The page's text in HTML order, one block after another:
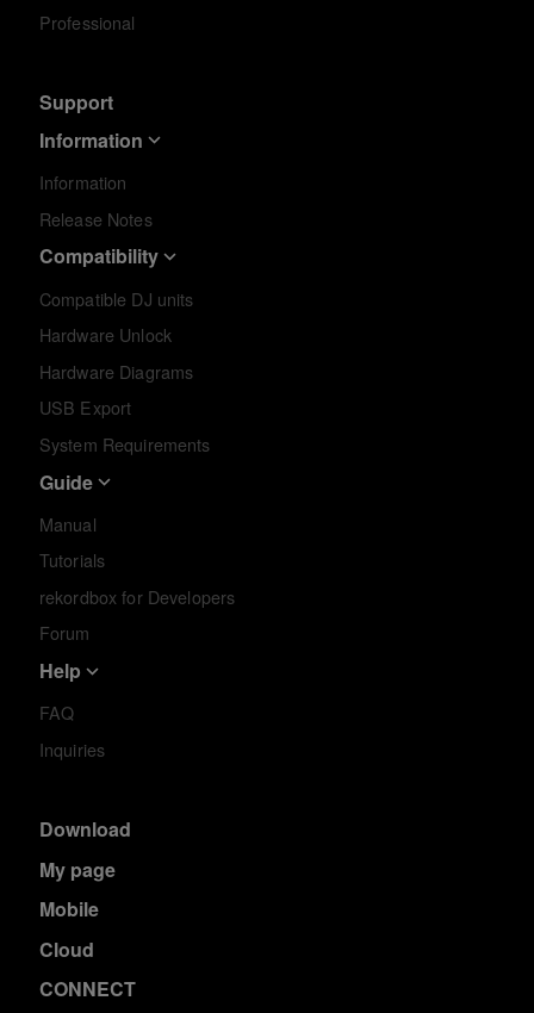
Professional
Support
Information
Information
Release Notes
Compatibility
Compatible DJ units
Hardware Unlock
Hardware Diagrams
USB Export
System Requirements
Guide
Manual
Tutorials
rekordbox for Developers
Forum
Help
FAQ
Inquiries
Download
My page
Mobile
Cloud
CONNECT